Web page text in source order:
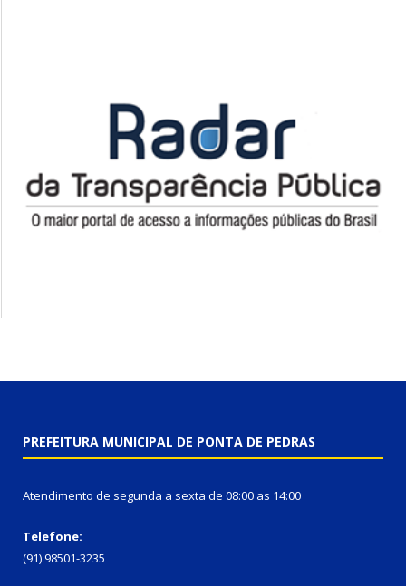
PREFEITURA MUNICIPAL DE PONTA DE PEDRAS
Atendimento de segunda a sexta de 08:00 as 14:00
Telefone:
(91) 98501-3235